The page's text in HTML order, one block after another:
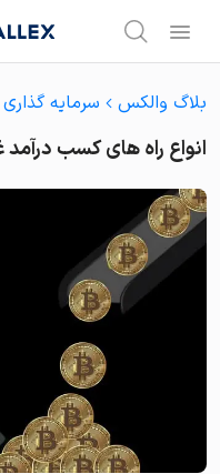
content
بلاگ والکس سرمایه گذاری
انواع راه های کسب درآمد